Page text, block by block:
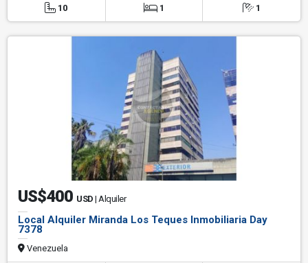
10 1 1
US$400 USD | Alquiler
Local Alquiler Miranda Los Teques Inmobiliaria Day
7378
Venezuela